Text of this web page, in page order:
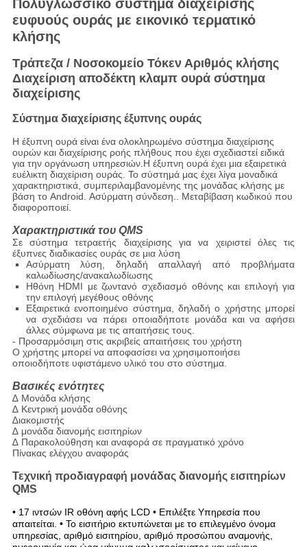
Πολυγλωσσικό σύστημα διαχείρισης
ευφυούς ουράς με εικονικό τερματικό
κλήσης
Τράπεζα / Νοσοκομείο Τόκεν Αριθμός κλήσης
Διαχείριση αποδέκτη κλαμπ ουρά σύστημα
διαχείρισης
Σύστημα διαχείρισης έξυπνης ουράς
Η έξυπνη ουρά είναι ένα ολοκληρωμένο σύστημα διαχείρισης
ουρών και διαχείρισης ροής πλήθους που έχει σχεδιαστεί ειδικά
για την οργάνωση υπηρεσιών.Η έξυπνη ουρά έχει μια εξαιρετικά
ευέλικτη διαχείριση ουράς. Το σύστημά μας έχει λίγα μοναδικά
χαρακτηριστικά, συμπεριλαμβανομένης της μονάδας κλήσης με
βάση το Android. Ασύρματη σύνδεση.. Μεταβίβαση κωδικού που
διαφοροποιεί.
Χαρακτηριστικά του QMS
Σε σύστημα τετραετής διαχείρισης για να χειριστεί όλες τις
έξυπνες διαδικασίες ουράς σε μια λύση
Ασύρματη λύση, δηλαδή απαλλαγή από προβλήματα
καλωδίωσης/ανακαλωδίωσης
Ηθόνη HDMI με ζωντανό σχεδιασμό οθόνης και επιλογή για
την επιλογή μεγέθους οθόνης
Εξαιρετικά ενοποιημένο σύστημα, δηλαδή ο χρήστης μπορεί
να σχεδιάσει να πάρει οποιαδήποτε μονάδα και να αφήσει
άλλες σύμφωνα με τις απαιτήσεις τους.
- Προσαρμόσιμη στις ακριβείς απαιτήσεις του χρήστη
Ο χρήστης μπορεί να αποφασίσει να χρησιμοποιήσει
οποιοδήποτε υφιστάμενο υλικό του στο σύστημα.
Βασικές ενότητες
∆ Μονάδα κλήσης
∆ Κεντρική μονάδα οθόνης
∆ιακομιστής
∆ μονάδα διανομής εισιτηρίων
∆ Παρακολούθηση και αναφορά σε πραγματικό χρόνο
Πίνακας ελέγχου αναφοράς
Τεχνική προδιαγραφή μονάδας διανομής εισιτηρίων
QMS
• 17 ιντσών IR οθόνη αφής LCD • Επιλέξτε Υπηρεσία που
απαιτείται. • Το εισιτήριο εκτυπώνεται με το επιλεγμένο όνομα
υπηρεσίας, αριθμό εισιτηρίου, αριθμό προσώπου αναμονής,